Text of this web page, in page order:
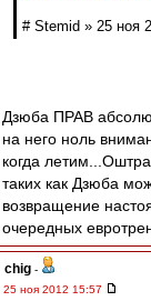
# Stemid » 25 ноя
Дзюба ПРАВ
на него ноль
когда
таких как Дзюба
возвращение
очередных
chig -
25 ноя 2012 15:57